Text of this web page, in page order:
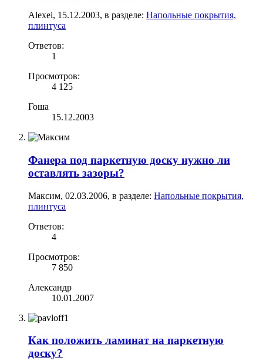
Alexei, 15.12.2003, в разделе: Напольные покрытия,
плинтуса
Ответов:
1
Просмотров:
4 125
Гоша
15.12.2003
Фанера под паркетную доску нужно ли
оставлять зазоры?
Максим, 02.03.2006, в разделе: Напольные покрытия,
плинтуса
Ответов:
4
Просмотров:
7 850
Александр
10.01.2007
Как положить ламинат на паркетную
доску?